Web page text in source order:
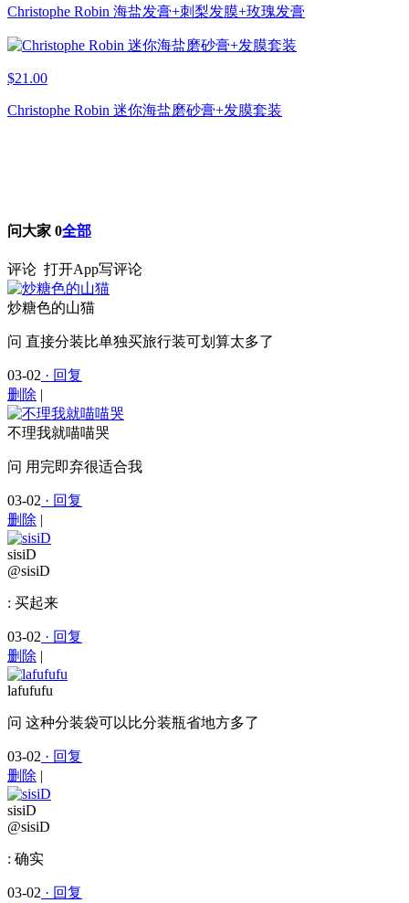
Christophe Robin 海盐发膏+刺梨发膜+玫瑰发膏
$21.00
Christophe Robin 迷你海盐磨砂膏+发膜套装
问大家 0全部
评论 打开App写评论
炒糖色的山猫
问 直接分装比单独买旅行装可划算太多了
03-02 · 回复
删除 |
不理我就喵喵哭
问 用完即弃很适合我
03-02 · 回复
删除 |
sisiD
@sisiD
: 买起来
03-02 · 回复
删除 |
lafufufu
问 这种分装袋可以比分装瓶省地方多了
03-02 · 回复
删除 |
sisiD
@sisiD
: 确实
03-02 · 回复